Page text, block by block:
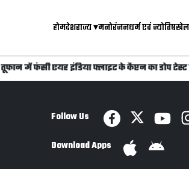
होमदेशराज्य▾मनोरंजनधर्म एवं ज्योतिषखेल
तूफान में फंसी एयर इंडिया फ्लाइट के कैप्टन का डोप टेस्ट
Follow Us
Download Apps